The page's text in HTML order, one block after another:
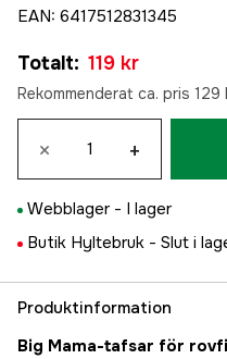
EAN: 6417512831345
Totalt: 119 kr
Rekommenderat ca. pris 129
× +
Webblager - I lager
Butik Hyltebruk - Slut i
Produktinformation
Big Mama-tafsar för